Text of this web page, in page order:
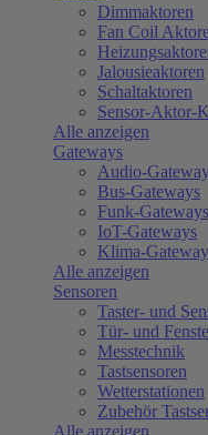
Dimmaktoren
Fan Coil
Jalousieaktoren
Schaltaktoren
Sensor-Aktor-
Alle anzeigen
Gateways
Audio-
Bus-Gateways
Funk-Gateways
IoT-Gateways
Klima-
Alle anzeigen
Sensoren
Taster- und
Tür- und
Messtechnik
Tastsensoren
Wetterstationen
Zubehör